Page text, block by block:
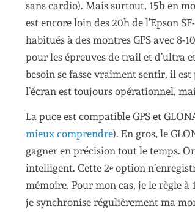
sans cardio). Mais surtout, 15h en
est encore loin des 20h de l’Epson
habitués à des montres GPS avec 8-
pour les épreuves de trail et d’ultra
besoin se fasse vraiment sentir, il
l’écran est toujours opérationnel,
La puce est compatible GPS et
mieux comprendre). En gros, le
gagner en précision tout le temps.
intelligent. Cette 2e option
mémoire. Pour mon cas, je le règle à
je synchronise régulièrement ma